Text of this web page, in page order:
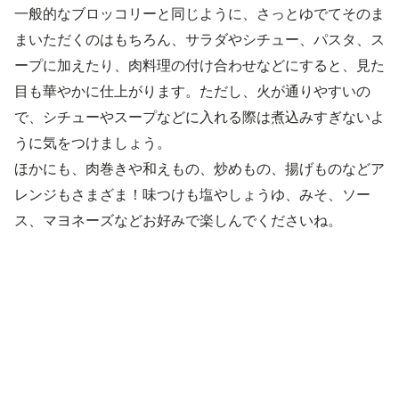
一般的なブロッコリーと同じように、さっとゆでてそのま
まいただくのはもちろん、サラダやシチュー、パスタ、ス
ープに加えたり、肉料理の付け合わせなどにすると、見た
目も華やかに仕上がります。ただし、火が通りやすいの
で、シチューやスープなどに入れる際は煮込みすぎないよ
うに気をつけましょう。
ほかにも、肉巻きや和えもの、炒めもの、揚げものなどア
レンジもさまざま！味つけも塩やしょうゆ、みそ、ソー
ス、マヨネーズなどお好みで楽しんでくださいね。